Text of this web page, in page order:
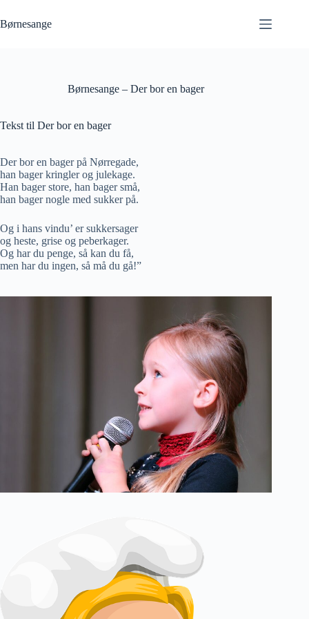
til
indhold
Børnesange
Børnesange – Der bor en bager
Tekst til Der bor en bager
Der bor en bager på Nørregade,
han bager kringler og julekage.
Han bager store, han bager små,
han bager nogle med sukker på.
Og i hans vindu’ er sukkersager
og heste, grise og peberkager.
Og har du penge, så kan du få,
men har du ingen, så må du gå!”